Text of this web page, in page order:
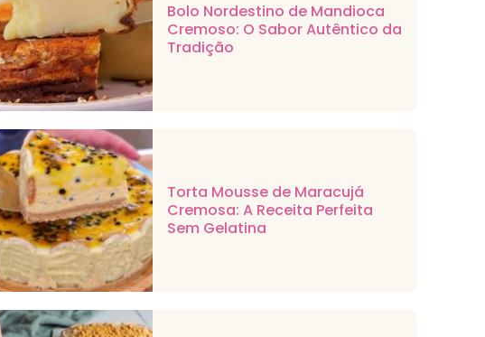
Bolo Nordestino de Mandioca
Cremoso: O Sabor Autêntico da
Tradição
Torta Mousse de Maracujá
Cremosa: A Receita Perfeita
Sem Gelatina